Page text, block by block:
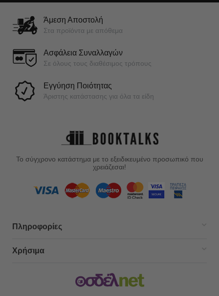
Άμεση Αποστολή
Στα προϊόντα με απόθεμα
Ασφάλεια Συναλλαγών
Σε όλους τους διαθέσιμος τρόπους
Εγγύηση Ποιότητας
Άριστης κατάστασης για όλα τα είδη
Το σύγχρονο κατάστημα με το εξειδικευμένο προσωπικό που
χρειάζεσαι!
Πληροφορίες
Χρήσιμα